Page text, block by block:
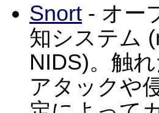
Snort - オー
知システム
NIDS)。触
アタックや